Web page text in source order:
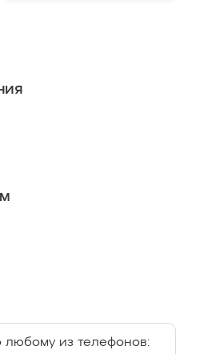
любому из телефонов: